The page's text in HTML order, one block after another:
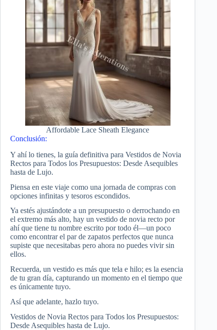
Affordable Lace Sheath Elegance
Conclusión:
Y ahí lo tienes, la guía definitiva para Vestidos de Novia
Rectos para Todos los Presupuestos: Desde Asequibles
hasta de Lujo.
Piensa en este viaje como una jornada de compras con
opciones infinitas y tesoros escondidos.
Ya estés ajustándote a un presupuesto o derrochando en
el extremo más alto, hay un vestido de novia recto por
ahí que tiene tu nombre escrito por todo él—un poco
como encontrar el par de zapatos perfectos que nunca
supiste que necesitabas pero ahora no puedes vivir sin
ellos.
Recuerda, un vestido es más que tela e hilo; es la esencia
de tu gran día, capturando un momento en el tiempo que
es únicamente tuyo.
Así que adelante, hazlo tuyo.
Vestidos de Novia Rectos para Todos los Presupuestos:
Desde Asequibles hasta de Lujo.